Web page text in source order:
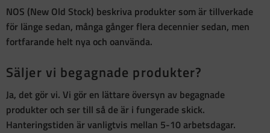
NOS (New Old Stock) beskriva produkter som ärtillverkade
för länge sedan, många gånger flera decennier sedan, men
fortfarande helt nya och oanvända.
Säljer vi begagnade produkter?
Ja, det gör vi. Vi gör en lättare översyn av begagnade
produkter och ser till så de är i fungerade skick.
Hanteringstiden är vanligtvis mellan 5-10 arbetsdagar.